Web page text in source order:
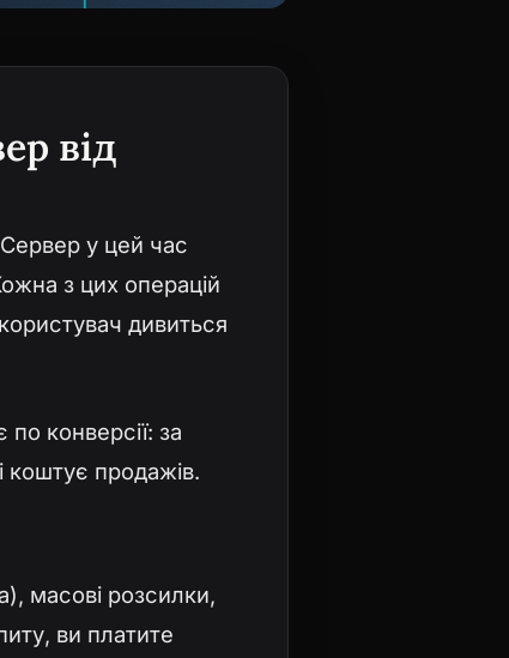
від
у цей час
з цих операцій
дивиться
конверсії: за
коштує продажів.
масові розсилки,
ви платите